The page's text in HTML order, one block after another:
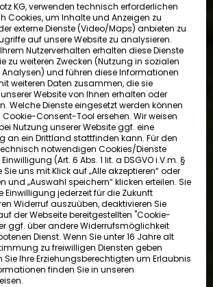
KG, verwenden technisch erforderlichen
Cookies, um Inhalte und Anzeigen zu
externe Dienste (Video/Maps) anbieten zu
auf unsere Website zu analysieren.
Nutzerverhalten erhalten diese Dienste
zu weiteren Zwecken (Nutzung in sozialen
Analysen) und führen diese Informationen
weiteren Daten zusammen, die sie
Website von Ihnen erhalten oder
Welche Dienste eingesetzt werden können
Consent-Tool ersehen. Wir weisen
Nutzung unserer Website ggf. eine
an ein Drittland stattfinden kann. Für den
notwendigen Cookies/Dienste
(Art. 6 Abs. 1 lit. a DSGVO i.V.m. §
Sie uns mit Klick auf „Alle akzeptieren“ oder
und „Auswahl speichern“ klicken erteilen. Sie
Einwilligung jederzeit für die Zukunft
Widerruf auszuüben, deaktivieren Sie
der Webseite bereitgestellten "Cookie-
ggf. über andere Widerrufsmöglichkeit
Dienst. Wenn Sie unter 16 Jahre alt
zu freiwilligen Diensten geben
Ihre Erziehungsberechtigten um Erlaubnis
finden Sie in unseren